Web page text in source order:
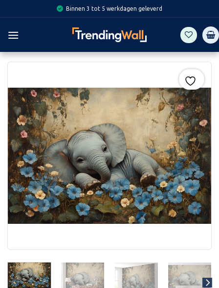
to
content
Binnen 3 tot 5 werkdagen geleverd